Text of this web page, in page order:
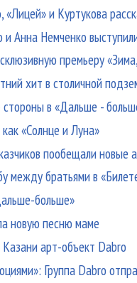
и Куртукова
и Анна Немченко
премьеру
хит в столичной
стороны в «Дальше -
«Солнце и Луна»
пообещали новые
между братьями в
больше»
новую песню маме
арт-объект Dabro
Группа Dabro